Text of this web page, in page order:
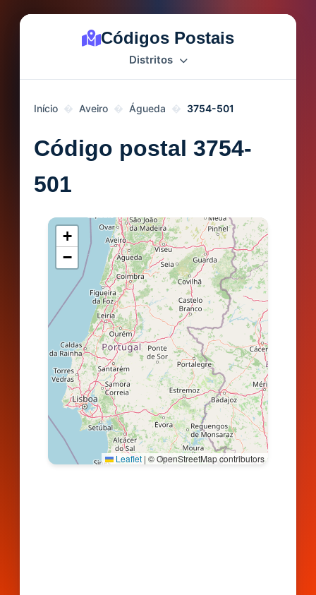
Códigos Postais
Distritos
Início Aveiro Águeda 3754-501
Código postal 3754-
501
+
−
Leaflet | © OpenStreetMap contributors